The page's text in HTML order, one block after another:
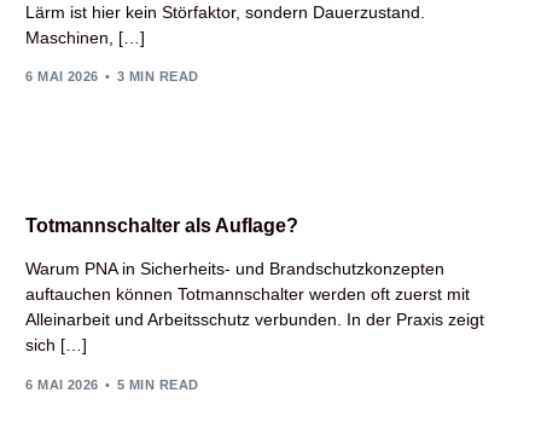
Lärm ist hier kein Störfaktor, sondern Dauerzustand.
Maschinen, […]
6 MAI 2026 3 MIN READ
Totmannschalter als Auflage?
Warum PNA in Sicherheits- und Brandschutzkonzepten
auftauchen können Totmannschalter werden oft zuerst mit
Alleinarbeit und Arbeitsschutz verbunden. In der Praxis zeigt
sich […]
6 MAI 2026 5 MIN READ